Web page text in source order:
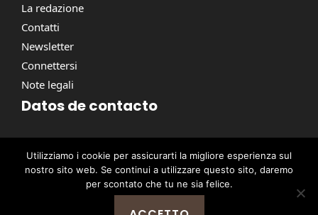
La redazione
Contatti
Newsletter
Connettersi
Note legali
Datos de contacto
contact@pausacaffe.net
+39 06 9453 2781
Utilizziamo i cookie per assicurarti la migliore esperienza sul
nostro sito web. Se continui a utilizzare questo sito, daremo
per scontato che tu ne sia felice.